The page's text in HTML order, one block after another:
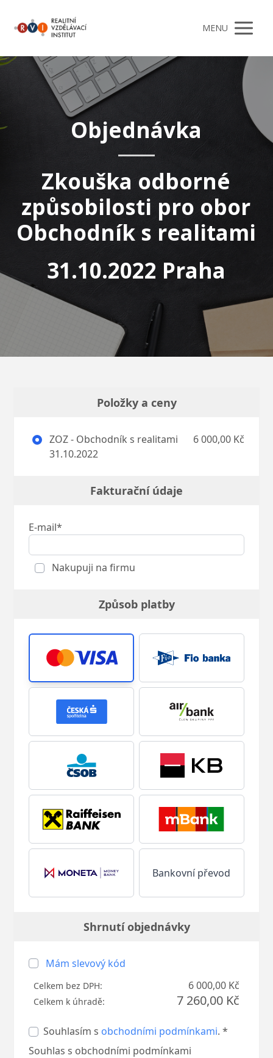
MENU
Objednávka
Zkouška odborné
způsobilosti pro obor
Obchodník s realitami
31.10.2022 Praha
Položky a ceny
ZOZ - Obchodník s realitami
31.10.2022
6 000,00 Kč
Fakturační údaje
E-mail*
Nakupuji na firmu
Způsob platby
Bankovní převod
Shrnutí objednávky
Mám slevový kód
Celkem bez DPH: 6 000,00 Kč
Celkem k úhradě: 7 260,00 Kč
Souhlasím s obchodními podmínkami. *
Souhlas s obchodními podmínkami